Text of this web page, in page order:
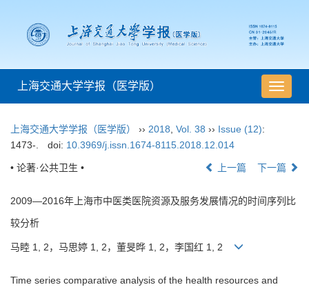
导
航
上海交通大学学报（医学版）
上海交通大学学报（医学版） ›› 2018 Vol. 38 ›› Issue (12):
1473-.
doi: 10.3969/j.issn.1674-8115.2018.12.014
• 论著·公共卫生 • 上一篇 下一篇
2009—2016年上海市中医类医院资源及服务发展情况的时间序列比
较分析
马睦 1, 2，马思婷 1, 2，董旻晔 1, 2，李国红 1, 2
Time series comparative analysis of the health resources and